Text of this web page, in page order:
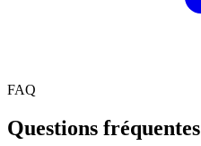
FAQ
Questions fréquentes